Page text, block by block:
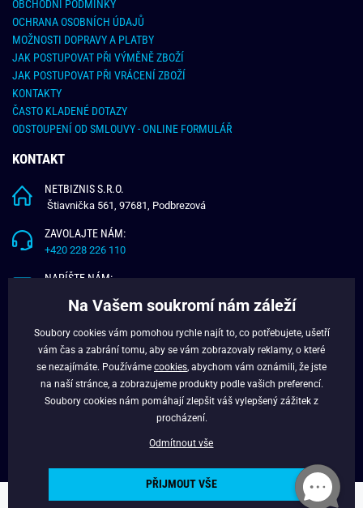
OBCHODNÍ PODMÍNKY
OCHRANA OSOBNÍCH ÚDAJŮ
MOŽNOSTI DOPRAVY A PLATBY
JAK POSTUPOVAT PŘI VÝMĚNĚ ZBOŽÍ
JAK POSTUPOVAT PŘI VRÁCENÍ ZBOŽÍ
KONTAKTY
ČASTO KLADENÉ DOTAZY
ODSTOUPENÍ OD SMLOUVY - ONLINE FORMULÁŘ
KONTAKT
NETBIZNIS S.R.O.
Štiavnička 561, 97681, Podbrezová
ZAVOLAJTE NÁM:
+420 228 226 110
NAPÍŠTE NÁM:
O NÁS
VĚRNOSTNÍ PROGRAM
Copyright © 2024 - Budchlap.cz Všechna práva vyhrazena. webdesign ©
Na Vašem soukromí nám záleží
Soubory cookies vám pomohou rychle najít to, co potřebujete, ušetří
vám čas a zabrání tomu, aby se vám zobrazovaly reklamy, o které
se nezajímáte. Používáme cookies , abychom vám oznámili, že jste
na naší stránce, a zobrazujeme produkty podle vašich preferencí.
Soubory cookies nám pomáhají zlepšit váš vylepšený zážitek z
procházení.
Odmítnout vše
PŘIJMOUT VŠE